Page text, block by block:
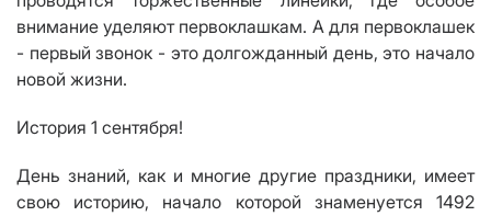
внимание уделяют первоклашкам. А для первоклашек
- первый звонок - это долгожданный день, это начало
новой жизни.
История 1 сентября!
День знаний, как и многие другие праздники, имеет
свою историю, начало которой знаменуется 1492